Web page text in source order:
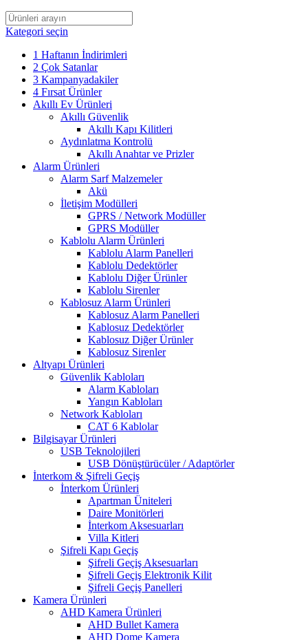
Kategori seçin
1 Haftanın İndirimleri
2 Çok Satanlar
3 Kampanyadakiler
4 Fırsat Ürünler
Akıllı Ev Ürünleri
Akıllı Güvenlik
Akıllı Kapı Kilitleri
Aydınlatma Kontrolü
Akıllı Anahtar ve Prizler
Alarm Ürünleri
Alarm Sarf Malzemeler
Akü
İletişim Modülleri
GPRS / Network Modüller
GPRS Modüller
Kablolu Alarm Ürünleri
Kablolu Alarm Panelleri
Kablolu Dedektörler
Kablolu Diğer Ürünler
Kablolu Sirenler
Kablosuz Alarm Ürünleri
Kablosuz Alarm Panelleri
Kablosuz Dedektörler
Kablosuz Diğer Ürünler
Kablosuz Sirenler
Altyapı Ürünleri
Güvenlik Kabloları
Alarm Kabloları
Yangın Kabloları
Network Kabloları
CAT 6 Kablolar
Bilgisayar Ürünleri
USB Teknolojileri
USB Dönüştürücüler / Adaptörler
İnterkom & Şifreli Geçiş
İnterkom Ürünleri
Apartman Üniteleri
Daire Monitörleri
İnterkom Aksesuarları
Villa Kitleri
Şifreli Kapı Geçiş
Şifreli Geçiş Aksesuarları
Şifreli Geçiş Elektronik Kilit
Şifreli Geçiş Panelleri
Kamera Ürünleri
AHD Kamera Ürünleri
AHD Bullet Kamera
AHD Dome Kamera